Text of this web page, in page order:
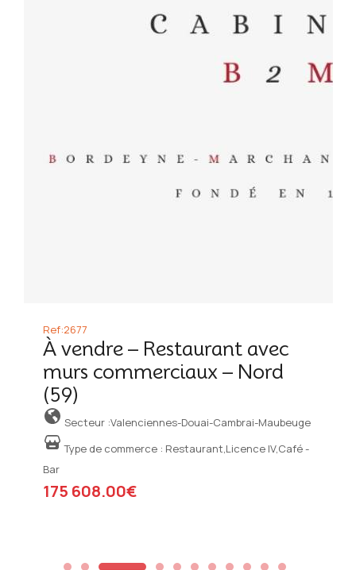
Ref:2677
À vendre – Restaurant avec
murs commerciaux – Nord
(59)
Secteur :Valenciennes-Douai-Cambrai-Maubeuge
Type de commerce : Restaurant,Licence IV,Café -
Bar
175 608.00€